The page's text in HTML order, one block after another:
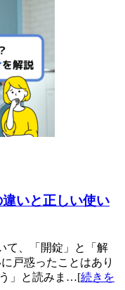
いと正しい使い
て、「開錠」と「解
戸惑ったことはあり
」と読みま…[続きを